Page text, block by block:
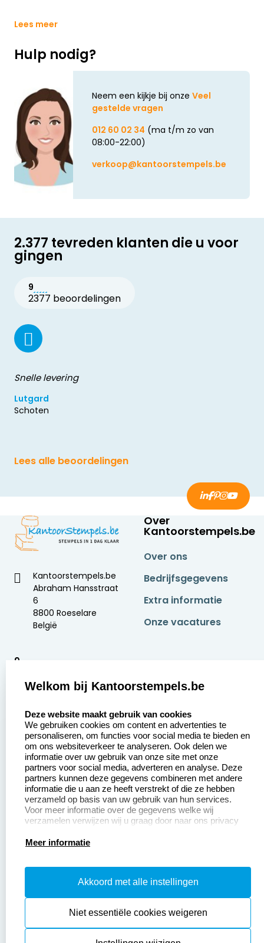
Lees meer
Hulp nodig?
Neem een kijkje bij onze Veel
gestelde vragen
012 60 02 34 (ma t/m zo van
08:00-22:00)
verkoop@kantoorstempels.be
2.377 tevreden klanten die u voor
gingen
9
2377 beoordelingen
Snelle levering
Lutgard
Schoten
Lees alle beoordelingen
Kantoorstempels.be
Abraham Hansstraat
6
8800 Roeselare
België
9
Over
Kantoorstempels.be
Over ons
Bedrijfsgegevens
Extra informatie
Onze vacatures
Aanvraag op maat
Betaling &
Verzending
Wederverkoper
worden
Contact opnemen
Veel gestelde vragen
Retourneren
Herroepingsrecht
Productinformatie:
Instructiepagina
Safety Sheets
Sitemap
Welkom bij Kantoorstempels.be
Deze website maakt gebruik van cookies
We gebruiken cookies om content en advertenties te
personaliseren, om functies voor social media te bieden en
om ons websiteverkeer te analyseren. Ook delen we
informatie over uw gebruik van onze site met onze
partners voor social media, adverteren en analyse. Deze
partners kunnen deze gegevens combineren met andere
informatie die u aan ze heeft verstrekt of die ze hebben
verzameld op basis van uw gebruik van hun services.
Voor meer informatie over de gegevens welke wij
verzamelen verwijzen wij u graag door naar ons privacy
Meer informatie
Akkoord met alle instellingen
Niet essentiële cookies weigeren